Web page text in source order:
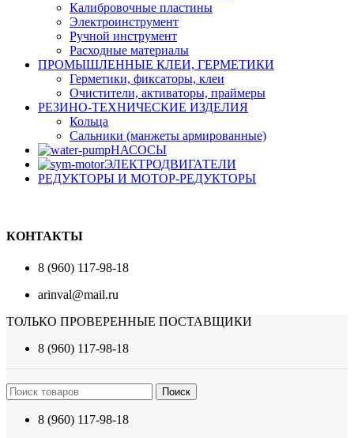
Калибровочные пластины
Электроинструмент
Ручной инструмент
Расходные материалы
ПРОМЫШЛЕННЫЕ КЛЕИ, ГЕРМЕТИКИ
Герметики, фиксаторы, клеи
Очистители, активаторы, праймеры
РЕЗИНО-ТЕХНИЧЕСКИЕ ИЗДЕЛИЯ
Кольца
Сальники (манжеты армированные)
НАСОСЫ
ЭЛЕКТРОДВИГАТЕЛИ
РЕДУКТОРЫ И МОТОР-РЕДУКТОРЫ
КОНТАКТЫ
8 (960) 117-98-18
arinval@mail.ru
ТОЛЬКО ПРОВЕРЕННЫЕ ПОСТАВЩИКИ
8 (960) 117-98-18
Поиск
8 (960) 117-98-18